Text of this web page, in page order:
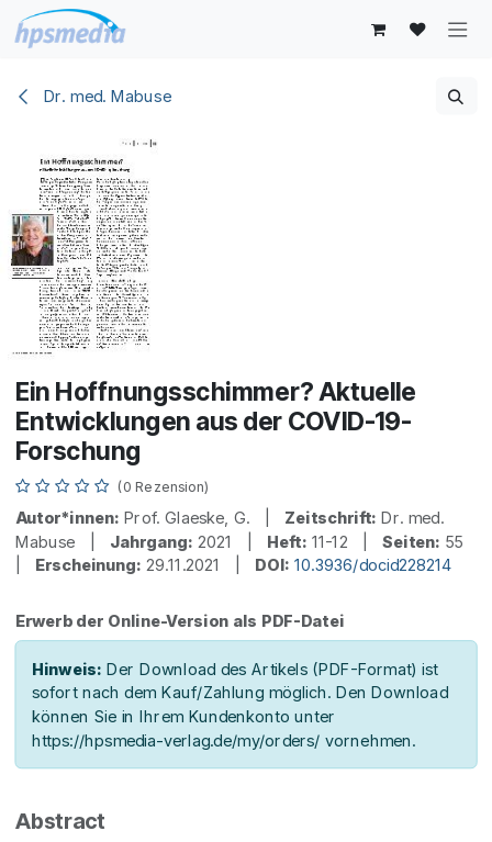
Zum Inhalt springen
Dr. med. Mabuse
Ein Hoffnungsschimmer? Aktuelle
Entwicklungen aus der COVID-19-
Forschung
(0 Rezension)
Autor*innen: Prof. Glaeske, G. | Zeitschrift: Dr. med.
Mabuse | Jahrgang: 2021 | Heft: 11-12 |Seiten: 55
Erscheinung: 29.11.2021 | DOI: 10.3936/docid228214
Erwerb der Online-Version als PDF-Datei
Hinweis: Der Download des Artikels (PDF-Format) ist
sofort nach dem Kauf/Zahlung möglich. Den Download
können Sie in Ihrem Kundenkonto unter
https://hpsmedia-verlag.de/my/orders/ vornehmen.
Abstract